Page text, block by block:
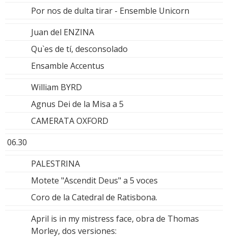
Por nos de dulta tirar - Ensemble Unicorn
Juan del ENZINA
Qu`es de tí, desconsolado
Ensamble Accentus
William BYRD
Agnus Dei de la Misa a 5
CAMERATA OXFORD
06.30
PALESTRINA
Motete "Ascendit Deus" a 5 voces
Coro de la Catedral de Ratisbona.
April is in my mistress face, obra de Thomas
Morley, dos versiones: